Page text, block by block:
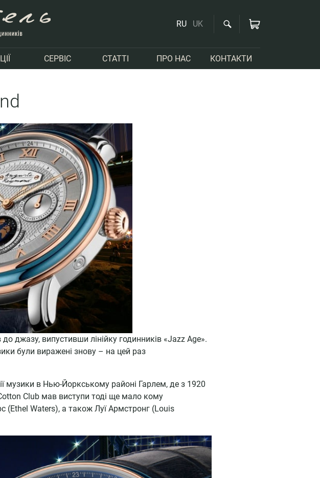
RU UK
СЕРВІС СТАТТІ ПРО НАС КОНТАКТИ
джазу, випустивши лінійку годинників «Jazz Age».
були виражені знову – на цей раз
музики в Нью-Йоркському районі Гарлем, де з 1920
Club мав виступи тоді ще мало кому
(Ethel Waters), а також Луї Армстронг (Louis